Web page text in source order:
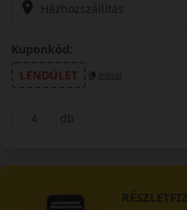
Házhozszállítás
Kuponkód:
LENDÜLET
másol
db